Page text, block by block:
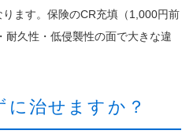
ます。保険のCR充填（1,000円前
耐久性・低侵襲性の面で大きな違
治せますか？